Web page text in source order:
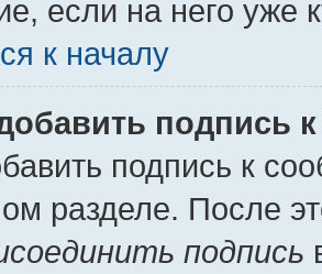
если на него уже
к началу
подпись
подпись к
разделе. После
подпись